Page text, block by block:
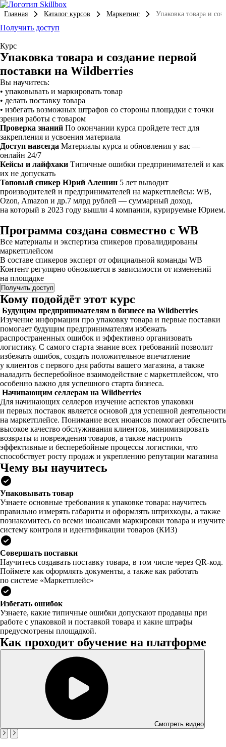
Главная Каталог курсов Маркетинг Упаковка товара и
Получить доступ
Курс
Упаковка товара и создание первой
поставки на Wildberries
Вы научитесь:
• упаковывать и маркировать товар
• делать поставку товара
• избегать возможных штрафов со стороны площадки с точки
зрения работы с товаром
Проверка знаний По окончании курса пройдете тест для
закрепления и усвоения материала
Доступ навсегда Материалы курса и обновления у вас —
онлайн 24/7
Кейсы и лайфхаки Типичные ошибки предпринимателей и как
их не допускать
Топовый спикер Юрий Алешин 5 лет выводит
производителей и предпринимателей на маркетплейсы: WB,
Ozon, Amazon и др.7 млрд рублей — суммарный доход,
на который в 2023 году вышли 4 компании, курируемые Юрием.
Программа создана совместно с WB
Все материалы и экспертиза спикеров провалидированы
маркетплейсом
В составе спикеров эксперт от официальной команды WB
Контент регулярно обновляется в зависимости от изменений
на площадке
Получить доступ
Кому подойдёт этот курс
Будущим предпринимателям в бизнесе на Wildberries
Изучение информации про упаковку товара и первые поставки
помогает будущим предпринимателям избежать
распространенных ошибок и эффективно организовать
логистику. С самого старта знание всех требований позволит
избежать ошибок, создать положительное впечатление
у клиентов с первого дня работы вашего магазина, а также
наладить бесперебойное взаимодействие с маркетплейсом, что
особенно важно для успешного старта бизнеса.
Начинающим селлерам на Wildberries
Для начинающих селлеров изучение аспектов упаковки
и первых поставок является основой для успешной деятельности
на маркетплейсе. Понимание всех нюансов помогает обеспечить
высокое качество обслуживания клиентов, минимизировать
возвраты и повреждения товаров, а также настроить
эффективные и бесперебойные процессы логистики, что
способствует росту продаж и укреплению репутации магазина
Чему вы научитесь
Упаковывать товар
Узнаете основные требования к упаковке товара: научитесь
правильно измерять габариты и оформлять штрихкоды, а также
познакомитесь со всеми нюансами маркировки товара и изучите
систему контроля и идентификации товаров (КИЗ)
Совершать поставки
Научитесь создавать поставку товара, в том числе через QR-код.
Поймете как оформлять документы, а также как работать
по системе «Маркетплейс»
Избегать ошибок
Узнаете, какие типичные ошибки допускают продавцы при
работе с упаковкой и поставкой товара и какие штрафы
предусмотрены площадкой.
Как проходит обучение на платформе
Смотреть видео